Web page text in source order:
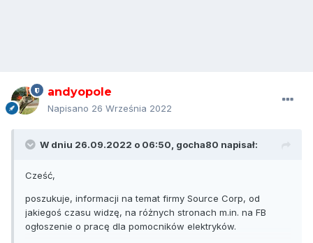
andyopole
Napisano 26 Września 2022
W dniu 26.09.2022 o 06:50, gocha80 napisał:
Cześć,
poszukuje, informacji na temat firmy Source Corp, od
jakiegoś czasu widzę, na różnych stronach m.in. na FB
ogłoszenie o pracę dla pomocników elektryków.